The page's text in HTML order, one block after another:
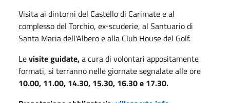
Visita ai dintorni del Castello di Carimate e al
complesso del Torchio, ex-scuderie, al Santuario di
Santa Maria dell'Albero e alla Club House del Golf.
Levisite guidate,a cura di volontari appositamente
formati, si terranno nelle giornate segnalate alle ore
10.00, 11.00, 14.30, 15.30, 16.30 e 17.30.